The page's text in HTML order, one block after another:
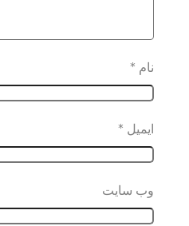
نام *
ایمیل *
وب‌ سایت